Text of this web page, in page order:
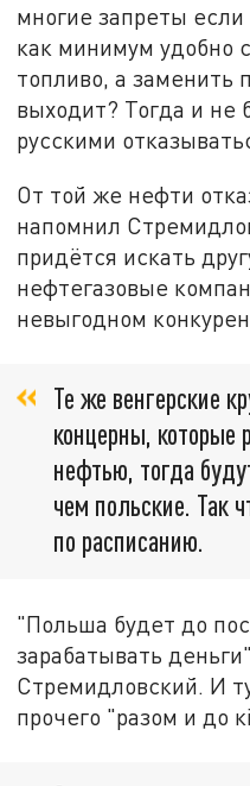
многие запреты
как минимум удобно
топливо, а заменить
выходит? Тогда и не
русскими
От той же нефти
напомнил
придётся искать
нефтегазовые
невыгодном
Те же венгерские
концерны, которые
нефтью, тогда
чем польские. Так
по расписанию.
"Польша будет до
зарабатывать
Стремидловский. И
прочего "разом и до